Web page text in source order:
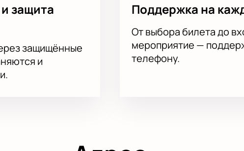
защита
защищённые
и
Поддержка на
От выбора билета до
мероприятие —
телефону.